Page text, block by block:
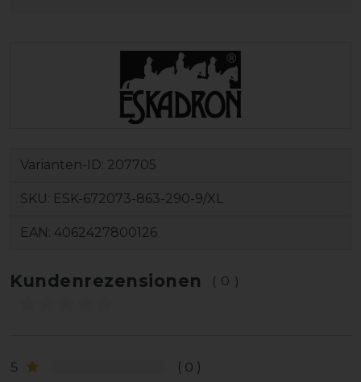
Varianten-ID: 207705
SKU: ESK-672073-863-290-9/XL
EAN: 4062427800126
Kundenrezensionen (0)
5
0